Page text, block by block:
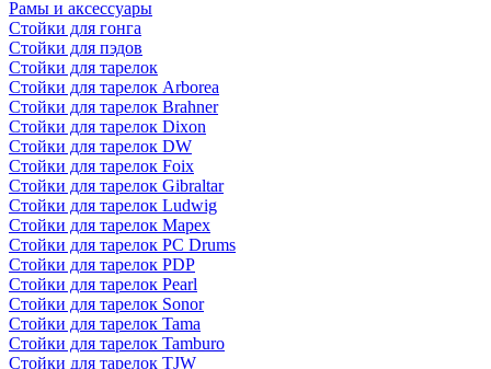
Рамы и аксессуары
Стойки для гонга
Стойки для пэдов
Стойки для тарелок
Стойки для тарелок Arborea
Стойки для тарелок Brahner
Стойки для тарелок Dixon
Стойки для тарелок DW
Стойки для тарелок Foix
Стойки для тарелок Gibraltar
Стойки для тарелок Ludwig
Стойки для тарелок Mapex
Стойки для тарелок PC Drums
Стойки для тарелок PDP
Стойки для тарелок Pearl
Стойки для тарелок Sonor
Стойки для тарелок Tama
Стойки для тарелок Tamburo
Стойки для тарелок TJW